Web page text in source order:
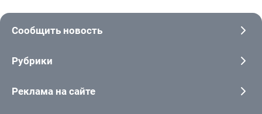
Сообщить новость
Рубрики
Реклама на сайте